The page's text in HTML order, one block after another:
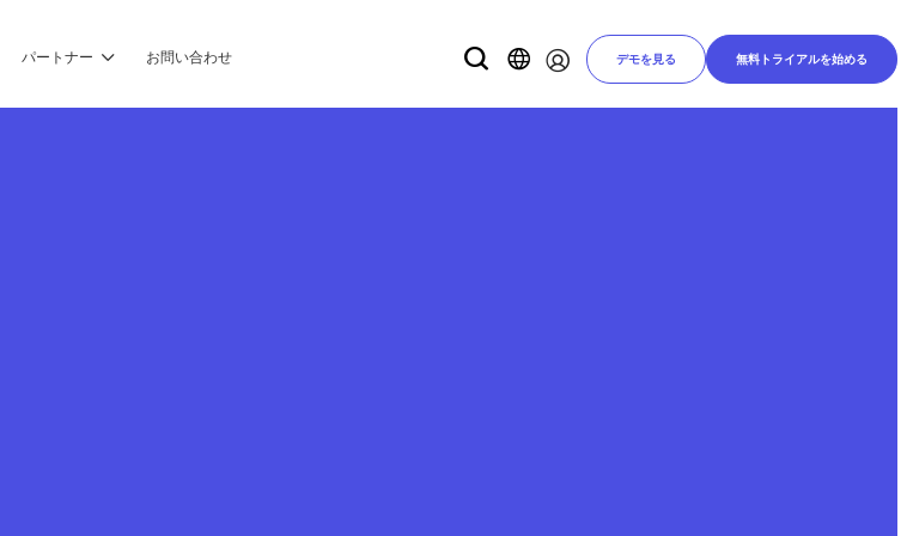
パートナー お問い合わせ デモを見る 無料トライアルを始める